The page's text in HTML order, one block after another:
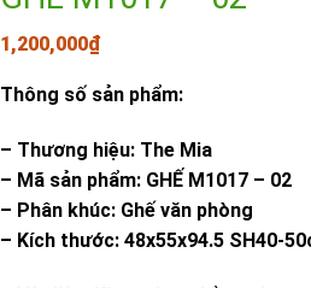
1,200,000₫
Thông số sản phẩm:
– Thương hiệu: The Mia
– Mã sản phẩm: GHẾ M1017 – 02
– Phân khúc: Ghế văn phòng
– Kích thước: 48x55x94.5 SH40-